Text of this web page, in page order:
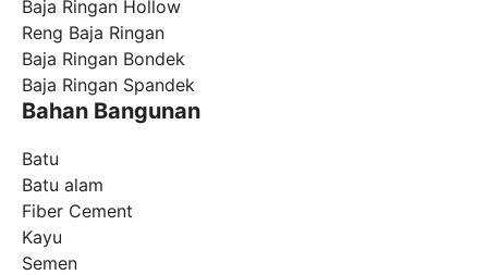
Baja Ringan Hollow
Reng Baja Ringan
Baja Ringan Bondek
Baja Ringan Spandek
Bahan Bangunan
Batu
Batu alam
Fiber Cement
Kayu
Semen